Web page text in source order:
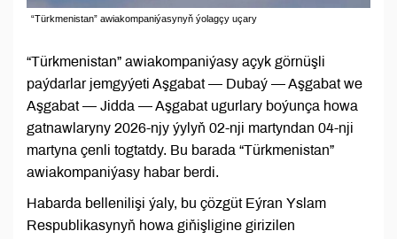
“Türkmenistan” awiakompaniýasynyň ýolagçy uçary
“Türkmenistan” awiakompaniýasy açyk görnüşli
paýdarlar jemgyýeti Aşgabat — Dubaý — Aşgabat we
Aşgabat — Jidda — Aşgabat ugurlary boýunça howa
gatnawlaryny 2026-njy ýylyň 02-nji martyndan 04-nji
martyna çenli togtatdy. Bu barada “Türkmenistan”
awiakompaniýasy habar berdi.
Habarda bellenilişi ýaly, bu çözgüt Eýran Yslam
Respublikasynyň howa giňişligine girizilen